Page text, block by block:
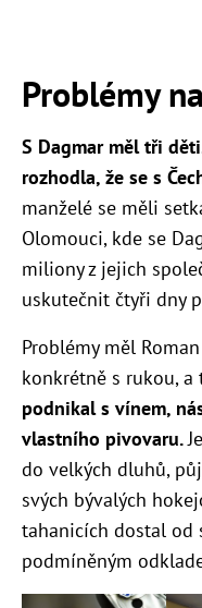
Problémy
S Dagmar měl tři
rozhodla, že se s
manželé se měli
Olomouci, kde se
miliony z jejich
uskutečnit čtyři dny
Problémy měl
konkrétně s rukou, a
podnikal s vínem,
vlastního pivovaru.
do velkých dluhů,
svých bývalých
tahanicích dostal od
podmíněným